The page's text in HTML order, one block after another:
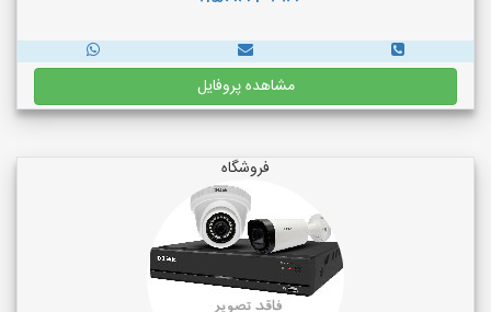
مشاهده پروفایل
فروشگاه